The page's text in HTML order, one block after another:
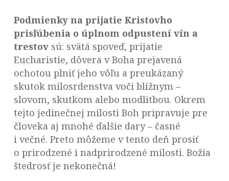
Podmienky na prijatie Kristovho
prisľúbenia o úplnom odpustení vín a
trestovsú: svätá spoveď, prijatie
Eucharistie, dôvera v Boha prejavená
ochotou plniť jeho vôľu a preukázaný
skutok milosrdenstva voči blížnym –
slovom, skutkom alebo modlitbou. Okrem
tejto jedinečnej milosti Boh pripravuje pre
človeka aj mnohé ďalšie dary – časné
i večné. Preto môžeme v tento deň prosiť
o prirodzené i nadprirodzené milosti. Božia
štedrosť je nekonečná!